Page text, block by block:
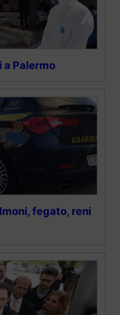
a Palermo
fegato, reni